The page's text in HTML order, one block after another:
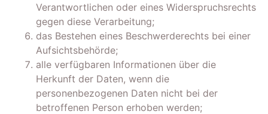
Verantwortlichen oder eines Widerspruchsrechts
gegen diese Verarbeitung;
das Bestehen eines Beschwerderechts bei einer
Aufsichtsbehörde;
alle verfügbaren Informationen über die
Herkunft der Daten, wenn die
personenbezogenen Daten nicht bei der
betroffenen Person erhoben werden;